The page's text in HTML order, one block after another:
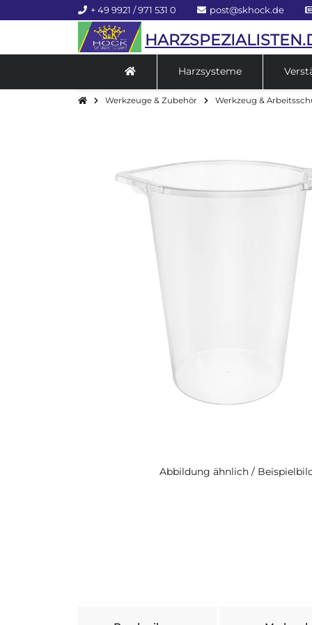
+ 49 9921 / 971 531 0 post@skhock.de
Harzsysteme
Werkzeuge & Zubehör Werkzeug &
Abbildung ähnlich /